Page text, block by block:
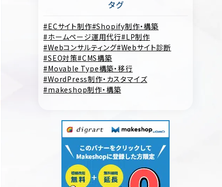
タグ
ECサイト制作 Shopify制作・構築
ホームページ運用代行 LP制作
Webコンサルティング Webサイト診断
SEO対策 CMS構築
Movable Type構築・移行
WordPress制作・カスタマイズ
makeshop制作・構築